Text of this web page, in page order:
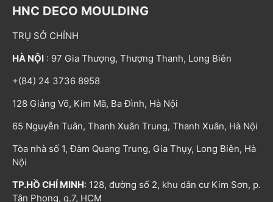
HNC DECO MOULDING
TRỤ SỞ CHÍNH
HÀ NỘI : 97 Gia Thượng, Thượng Thanh, Long Biên
+(84) 24 3736 8958
128 Giảng Võ, Kim Mã, Ba Đình, Hà Nội
65 Nguyễn Tuân, Thanh Xuân Trung, Thanh Xuân, Hà Nội
Tòa nhà số 1, Đàm Quang Trung, Gia Thụy, Long Biên, Hà
Nội
TP.HỒ CHÍ MINH: 128, đường số 2, khu dân cư Kim Sơn, p.
Tân Phong, q.7, HCM